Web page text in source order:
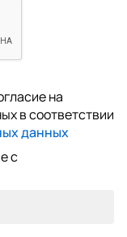
на
в соответствии
данных
с